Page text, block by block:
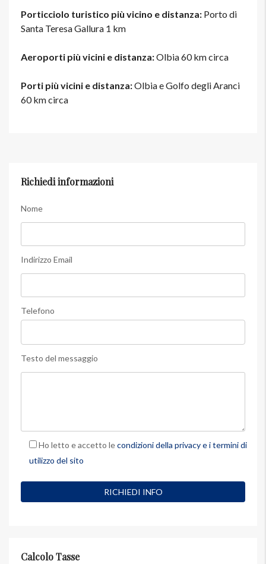
Porticciolo turistico più vicino e distanza: Porto di
Santa Teresa Gallura 1 km
Aeroporti più vicini e distanza:Olbia 60 km circa
Porti più vicini e distanza:Olbia e Golfo degli Aranci
60 km circa
Richiedi informazioni
Nome
Indirizzo Email
Telefono
Testo del messaggio
Ho letto e accetto lecondizioni della privacy e i termini di
utilizzo del sito
Calcolo Tasse